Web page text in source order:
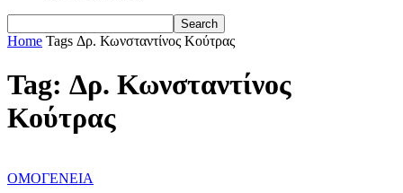
Home Tags Δρ. Κωνσταντίνος Κούτρας
Tag: Δρ. Κωνσταντίνος
Κούτρας
ΟΜΟΓΕΝΕΙΑ